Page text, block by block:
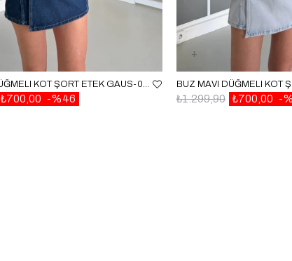
LACIVERT DÜĞMELI KOT ŞORT ETEK GAUS-01724
%46
₺700,00 ₺700,00
₺1.299,90